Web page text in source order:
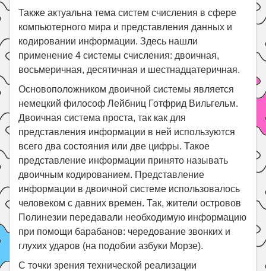
Также актуальна тема систем счисления в сфере
компьютерного мира и представления данных и
кодировании информации. Здесь нашли
применение 4 системы счисления: двоичная,
восьмеричная, десятичная и шестнадцатеричная.
Основоположником двоичной системы является
немецкий философ Лейбниц Готфрид Вильгельм.
Двоичная система проста, так как для
представления информации в ней используются
всего два состояния или две цифры. Такое
представление информации принято называть
двоичным кодированием. Представление
информации в двоичной системе использовалось
человеком с давних времен. Так, жители островов
Полинезии передавали необходимую информацию
при помощи барабанов: чередование звонких и
глухих ударов (на подобии азбуки Морзе).
С точки зрения технической реализации